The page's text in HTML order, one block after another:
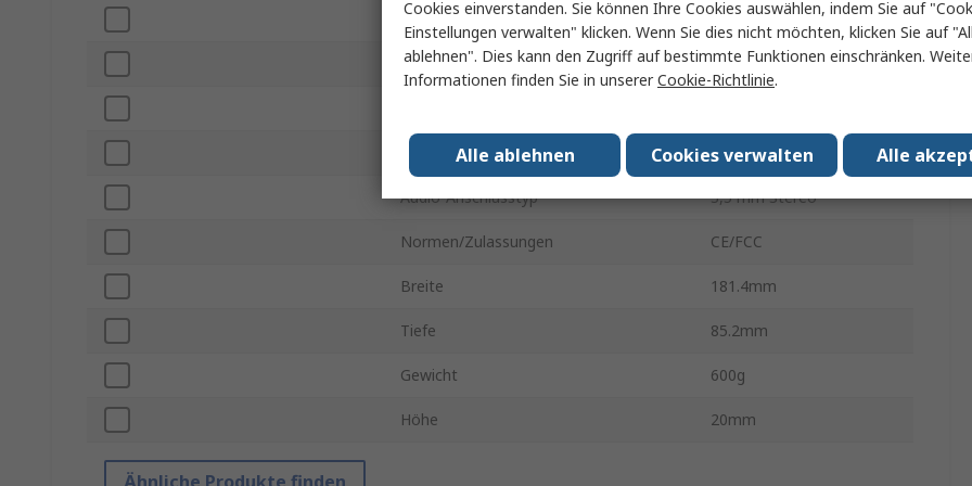
Anzahl der Videoausgänge 2
Anzahl der Videoeingänge 1
Auflösung max. 1920 x 1200 pixel
Audio-Anschlusstyp 3,5 mm Stereo
Normen/Zulassungen CE/FCC
Breite 181.4mm
Tiefe 85.2mm
Gewicht 600g
Höhe 20mm
Cookies einverstanden. Sie können Ihre Cookies auswählen, indem Sie auf
Einstellungen verwalten" klicken. Wenn Sie dies nicht möchten, klicken Sie auf
ablehnen". Dies kann den Zugriff auf bestimmte Funktionen einschränken.
Informationen finden Sie in unsererCookie-Richtlinie.
Alle
Cookies verwalten
Alle ablehnen